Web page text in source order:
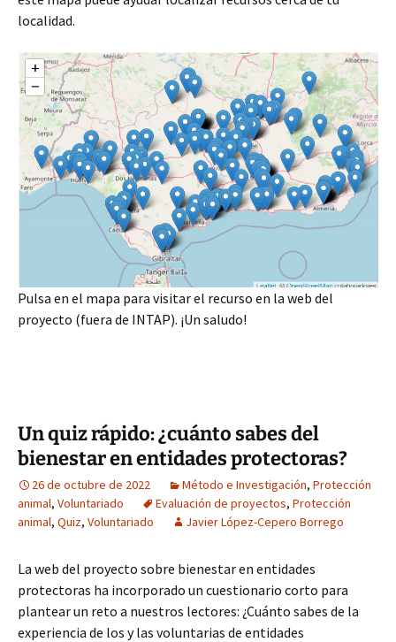
localidad.
Pulsa en el mapa para visitar el recurso en la web del
proyecto (fuera de INTAP). ¡Un saludo!
Un quiz rápido: ¿cuánto sabes del
bienestar en entidades protectoras?
26 de octubre de 2022 Método e Investigación, Protección
animal, Voluntariado Evaluación de proyectos, Protección
animal, Quiz, Voluntariado Javier López-Cepero Borrego
La web del proyecto sobre bienestar en entidades
protectoras ha incorporado un cuestionario corto para
plantear un reto a nuestros lectores: ¿Cuánto sabes de la
experiencia de los y las voluntarias de entidades